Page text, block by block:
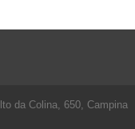
da Colina, 650, Campina